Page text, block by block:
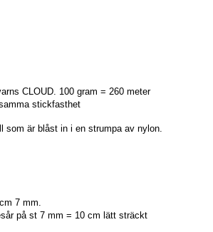
CLOUD. 100 gram = 260 meter
stickfasthet
som är blåst in i en strumpa av nylon.
7 mm.
på st 7 mm = 10 cm lätt sträckt